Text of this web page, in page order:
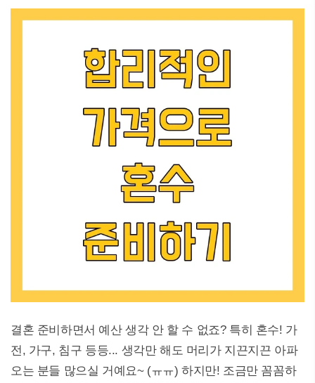
결혼 준비하면서 예산 생각 안 할 수 없죠? 특히 혼수! 가
전, 가구, 침구 등등... 생각만 해도 머리가 지끈지끈 아파
오는 분들 많으실 거예요~ (ㅠㅠ) 하지만! 조금만 꼼꼼하